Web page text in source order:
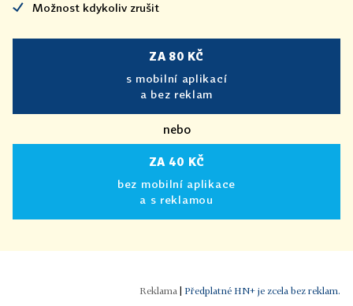
Možnost kdykoliv zrušit
ZA 80 KČ
s mobilní aplikací
a bez reklam
nebo
ZA 40 KČ
bez mobilní aplikace
a s reklamou
Předplatné HN+ je zcela bez reklam.